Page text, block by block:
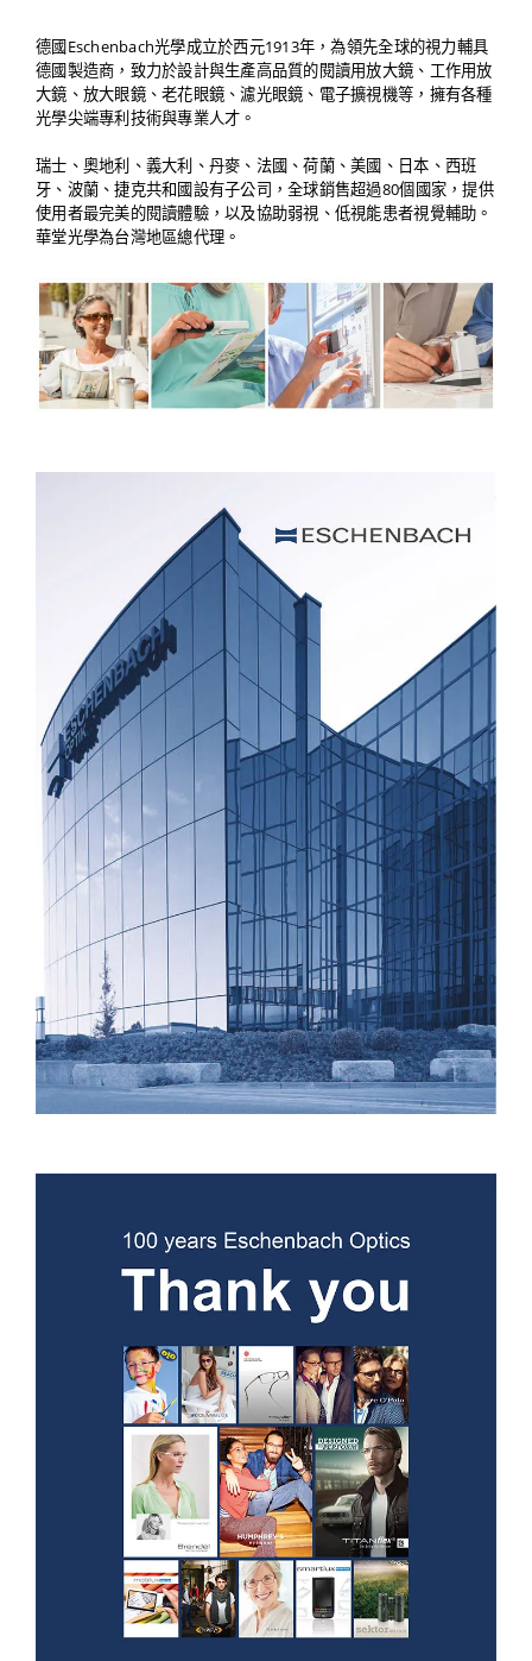
德國Eschenbach光學成立於西元1913年，為領先全球的視力輔具
德國製造商，致力於設計與生產高品質的閱讀用放大鏡、工作用放
大鏡、放大眼鏡、老花眼鏡、濾光眼鏡、電子擴視機等，擁有各種
光學尖端專利技術與專業人才。
瑞士、奧地利、義大利、丹麥、法國、荷蘭、美國、日本、西班
牙、波蘭、捷克共和國設有子公司，全球銷售超過80個國家，提供
使用者最完美的閱讀體驗，以及協助弱視、低視能患者視覺輔助。
華堂光學為台灣地區總代理。